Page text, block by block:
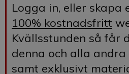
Logga in, eller skapa
100% kostnadsfritt
Kvällsstunden så får
denna och alla
samt exklusivt